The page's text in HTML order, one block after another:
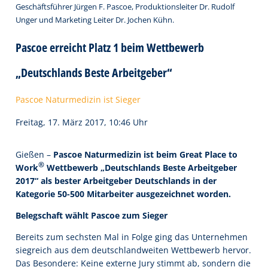
Geschäftsführer Jürgen F. Pascoe, Produktionsleiter Dr. Rudolf
Unger und Marketing Leiter Dr. Jochen Kühn.
Pascoe erreicht Platz 1 beim Wettbewerb
„Deutschlands Beste Arbeitgeber“
Pascoe Naturmedizin ist Sieger
Freitag, 17. März 2017, 10:46 Uhr
Gießen – Pascoe Naturmedizin ist beim Great Place to
Work® Wettbewerb „Deutschlands Beste Arbeitgeber
2017“ als bester Arbeitgeber Deutschlands in der
Kategorie 50-500 Mitarbeiter ausgezeichnet worden.
Belegschaft wählt Pascoe zum Sieger
Bereits zum sechsten Mal in Folge ging das Unternehmen
siegreich aus dem deutschlandweiten Wettbewerb hervor.
Das Besondere: Keine externe Jury stimmt ab, sondern die